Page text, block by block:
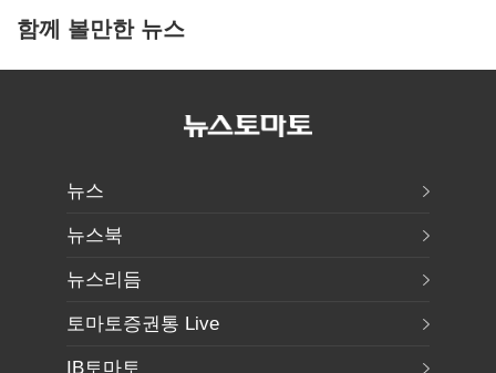
함께 볼만한 뉴스
뉴스
뉴스북
뉴스리듬
토마토증권통 Live
IB토마토